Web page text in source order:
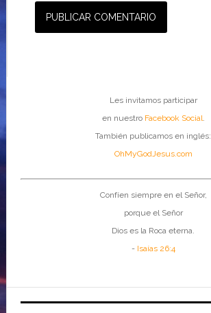
Les invitamos participar
en nuestro Facebook Social
También publicamos en inglés:
OhMyGodJesus.com
Confíen siempre en el Señor,
porque el Señor
Dios es la Roca eterna.
- Isaías 26:4